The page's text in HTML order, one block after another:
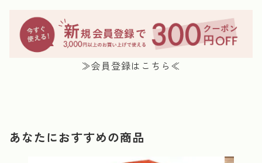
≫会員登録はこちら≪
あなたにおすすめの商品